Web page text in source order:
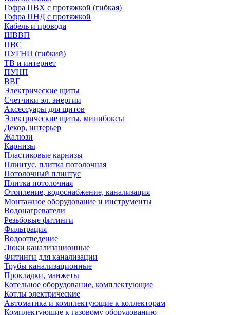
Гофра ПВХ с протяжкой (гибкая)
Гофра ПНД с протяжкой
Кабель и провода
ШВВП
ПВС
ПУГНП (гибкий)
ТВ и интернет
ПУНП
ВВГ
Электрические щиты
Счетчики эл. энергии
Аксессуары для щитов
Электрические щиты, минибоксы
Декор, интерьер
Жалюзи
Карнизы
Пластиковые карнизы
Плинтус, плитка потолочная
Потолочный плинтус
Плитка потолочная
Отопление, водоснабжение, канализация
Монтажное оборудование и инструменты
Водонагреватели
Резьбовые фитинги
Фильтрация
Водоотведение
Люки канализационные
Фитинги для канализации
Трубы канализационные
Прокладки, манжеты
Котельное оборудование, комплектующие
Котлы электрические
Автоматика и комплектующие к коллекторам
Комплектующие к газовому оборудованию